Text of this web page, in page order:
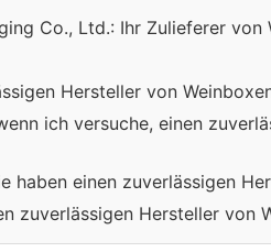
Co., Ltd.: Ihr Zulieferer von
Hersteller von
ich versuche, einen
haben einen zuverlässigen
zuverlässigen Hersteller von